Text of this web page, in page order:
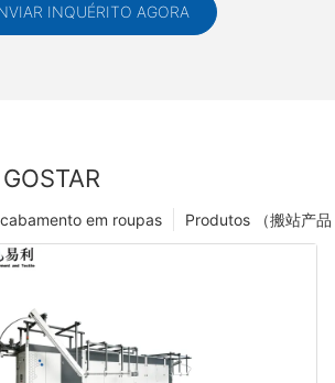
INQUÉRITO AGORA
em roupas